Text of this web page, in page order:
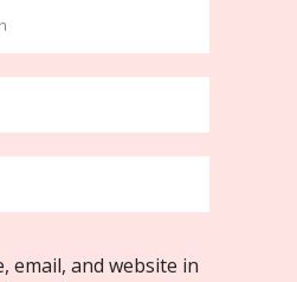
email, and website in